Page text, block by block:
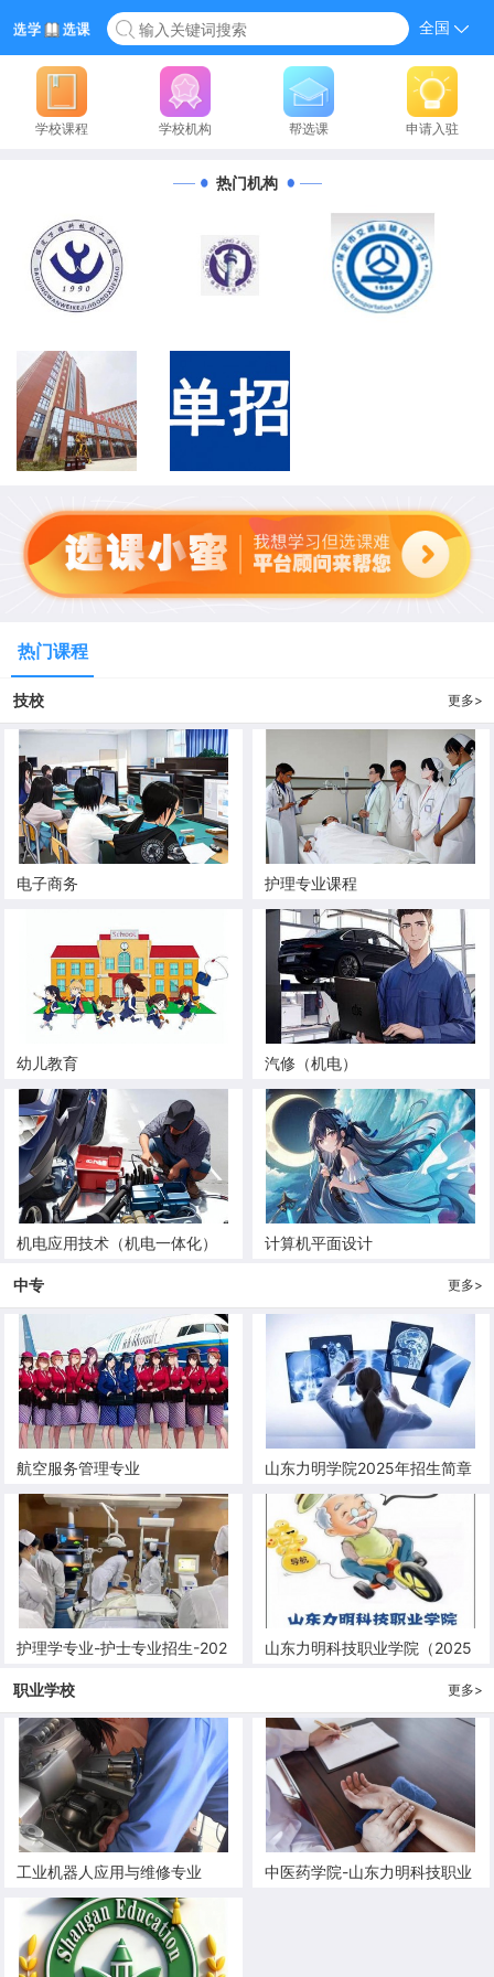
全国
学校课程 学校机构 帮选课 申请入驻
热门机构
热门课程
技校 更多>
电子商务 护理专业课程
幼儿教育 汽修（机电）
机电应用技术（机电一体化） 计算机平面设计
中专 更多>
航空服务管理专业 山东力明学院2025年招生简章
护理学专业-护士专业招生-202
山东力明科技职业学院（2025
职业学校 更多>
工业机器人应用与维修专业
中医药学院-山东力明科技职业